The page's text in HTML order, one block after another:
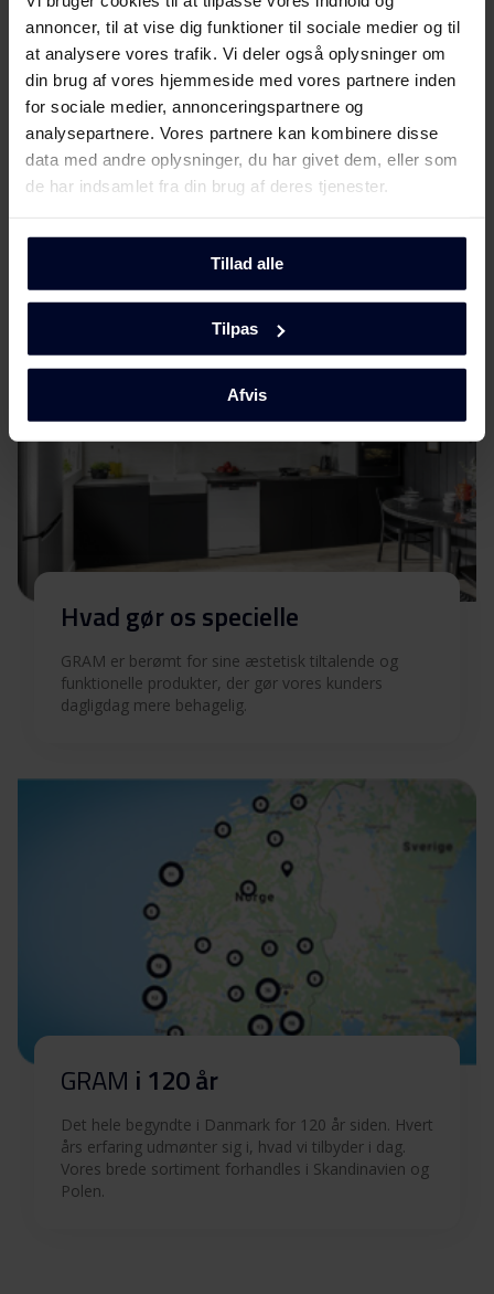
annoncer, til at vise dig funktioner til sociale medier og til
at analysere vores trafik. Vi deler også oplysninger om
din brug af vores hjemmeside med vores partnere inden
for sociale medier, annonceringspartnere og
analysepartnere. Vores partnere kan kombinere disse
data med andre oplysninger, du har givet dem, eller som
de har indsamlet fra din brug af deres tjenester.
Tillad alle
Tilpas
Afvis
VælgGRAM
...fordi vi fokuserer på kvalitet og holdbarhed ved at
udvikle miljøvenlige og funktionelle
skandinavisk design for at gøre dem enestående.
Hvad gør os specielle
GRAM er berømt for sine æstetisk tiltalende og
funktionelle produkter, der gør vores kunders
dagligdag mere behagelig.
GRAM i 120 år
Det hele begyndte i Danmark for 120 år siden. Hvert
års erfaring udmønter sig i, hvad vi tilbyder i dag.
Vores brede sortiment forhandles i Skandinavien og
Polen.